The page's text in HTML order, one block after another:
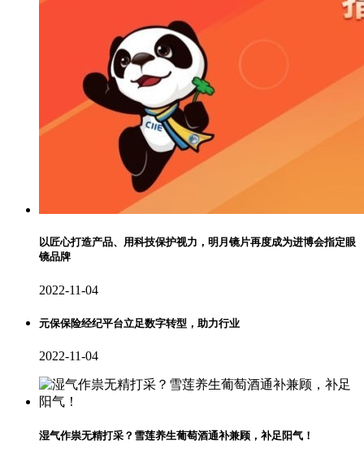
以匠心打造产品、用科技保护视力，明月镜片再度成为进博会指定眼
镜品牌
2022-11-04
元保保险经纪平台立足数字转型，助力行业
2022-11-04
湿气作祟无精打采？雪莲养生葡萄酒通补兼顾，补足阳气！